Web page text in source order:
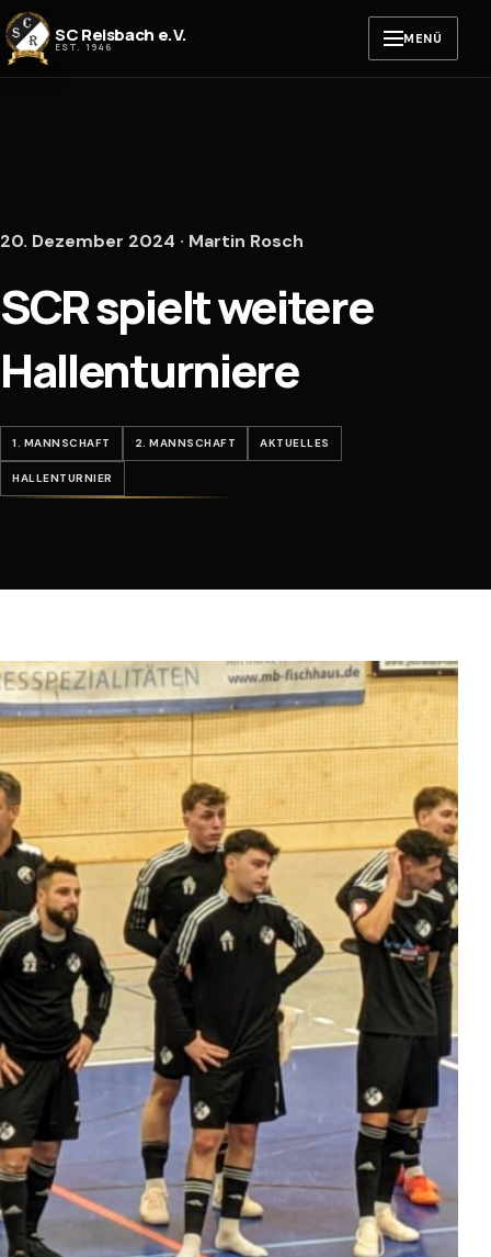
Zum Inhalt springen
SC Reisbach e.V.
EST. 1946 MENÜ
20. Dezember 2024 · Martin Rosch
SCR spielt weitere
Hallenturniere
1. MANNSCHAFT 2. MANNSCHAFT AKTUELLES
HALLENTURNIER